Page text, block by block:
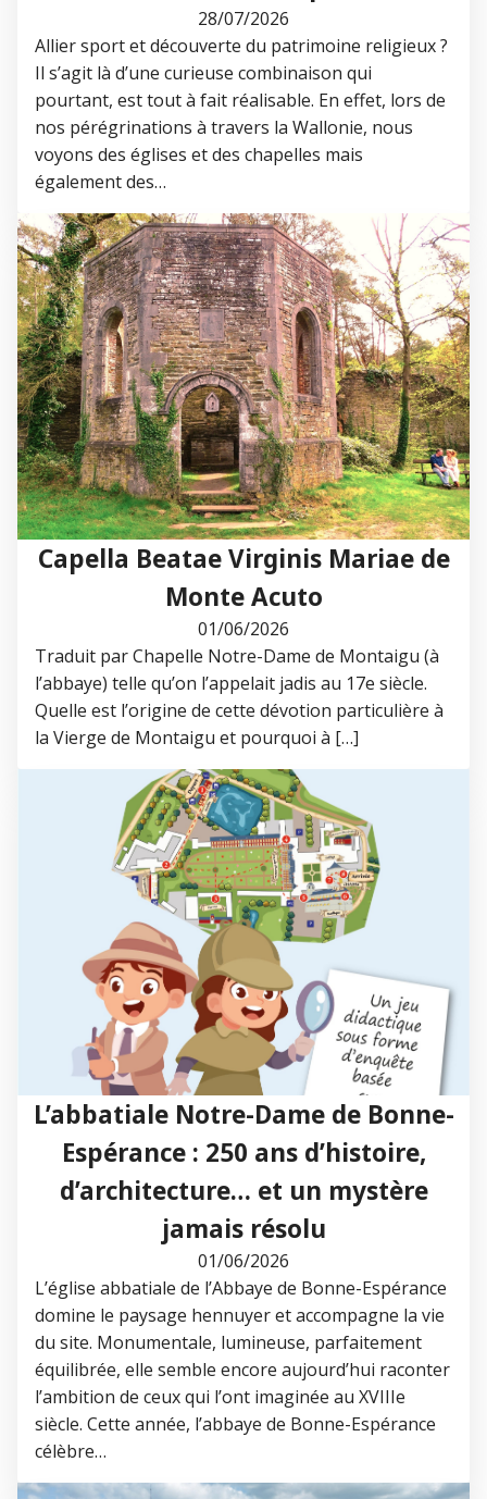
28/07/2026
Allier sport et découverte du patrimoine religieux ?
Il s’agit là d’une curieuse combinaison qui
pourtant, est tout à fait réalisable. En effet, lors de
nos pérégrinations à travers la Wallonie, nous
voyons des églises et des chapelles mais
également des…
Capella Beatae Virginis Mariae de
Monte Acuto
01/06/2026
Traduit par Chapelle Notre-Dame de Montaigu (à
l’abbaye) telle qu’on l’appelait jadis au 17e siècle.
Quelle est l’origine de cette dévotion particulière à
la Vierge de Montaigu et pourquoi à […]
L’abbatiale Notre-Dame de Bonne-
Espérance : 250 ans d’histoire,
d’architecture… et un mystère
jamais résolu
01/06/2026
L’église abbatiale de l’Abbaye de Bonne-Espérance
domine le paysage hennuyer et accompagne la vie
du site. Monumentale, lumineuse, parfaitement
équilibrée, elle semble encore aujourd’hui raconter
l’ambition de ceux qui l’ont imaginée au XVIIIe
siècle. Cette année, l’abbaye de Bonne-Espérance
célèbre…